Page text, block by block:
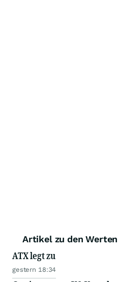
Artikel zu den Werten
ATX legt zu
gestern 18:34